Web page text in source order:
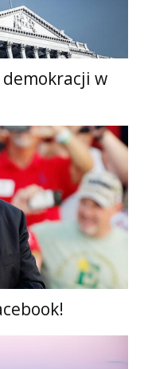
demokracji w